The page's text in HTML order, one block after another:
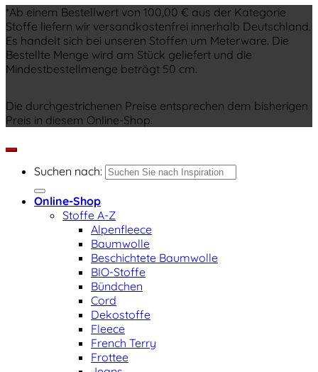
*Ab einem Bestellwert von 100,00 € aus der Kategorie
Stoffe liefern wir versandkostenfrei innerhalb Deutschland.
Es handelt sich bei unseren Stoffen um Meterware. Die
Bestellte Menge wird am Stück geliefert und die
Mindestbestellmenge beträgt 50 cm.
Die durchgestrichenen Preise entsprechen dem bisherigen
Preis in diesem Online-Shop.
Suchen nach:
Online-Shop
Stoffe A-Z
Alpenfleece
Baumwolle
Beschichtete Baumwolle
BIO-Stoffe
Bündchen
Cord
Dekostoffe
Fleece
French Terry
Frottee